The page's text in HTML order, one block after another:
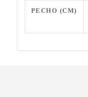
PECHO (CM)